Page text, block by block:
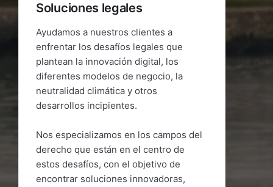
Soluciones legales
Ayudamos a nuestros clientes a
enfrentar los desafíos legales que
plantean la innovación digital, los
diferentes modelos de negocio, la
neutralidad climática y otros
desarrollos incipientes.
Nos especializamos en los campos del
derecho que están en el centro de
estos desafíos, con el objetivo de
encontrar soluciones innovadoras,